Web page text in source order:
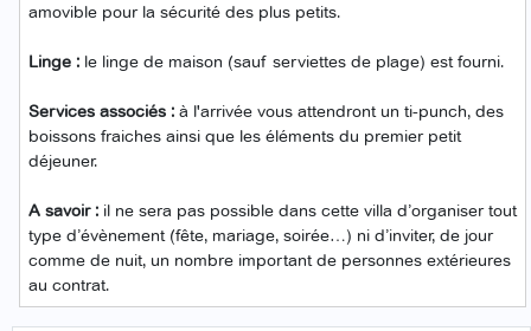
amovible pour la sécurité des plus petits.
Linge : le linge de maison (sauf serviettes de plage) est fourni.
Services associés : à l'arrivée vous attendront un ti-punch, des
boissons fraiches ainsi que les éléments du premier petit
déjeuner.
A savoir : il ne sera pas possible dans cette villa d’organiser tout
type d’évènement (fête, mariage, soirée…) ni d’inviter, de jour
comme de nuit, un nombre important de personnes extérieures
au contrat.